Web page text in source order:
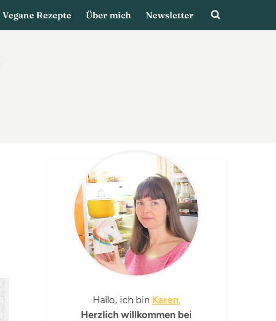
Vegane Rezepte Über mich Newsletter
Hallo, ich bin Karen.
Herzlich willkommen bei